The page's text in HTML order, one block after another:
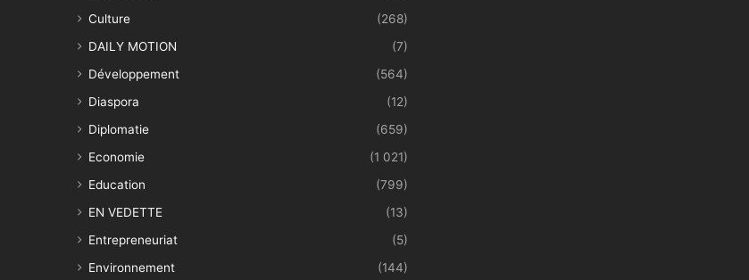
Culture
(268)
DAILY MOTION
(7)
Développement
(564)
Diaspora
(12)
Diplomatie
(659)
Economie
(1 021)
Education
(799)
EN VEDETTE
(13)
Entrepreneuriat
(5)
Environnement
(144)